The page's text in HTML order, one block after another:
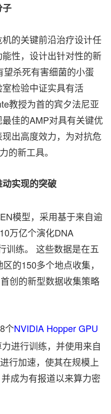
子
的关键前沿治疗设计任
性，设计出针对性的新
杀死有害细菌的小蛋
检验中证实具有活
教授为首的宾夕法尼亚
佳的AMP对具有关键优
出高度效力，为对抗危
的新工具。
动实现的突破
模型，采用基于来自逾
万亿个演化DNA
训练。 这些数据是在五
的150多个地点收集，
创的新型数据收集策略
个NVIDIA Hopper GPU
进行训练，并使用来自
行加速，使其在规模上
成为有报道以来算力密